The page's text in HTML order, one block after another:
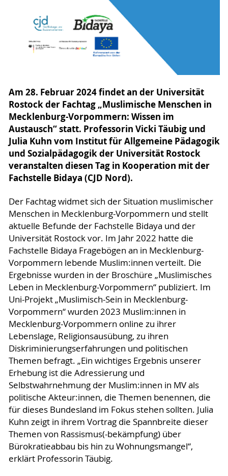
Am 28. Februar 2024 findet an der Universität
Rostock der Fachtag „Muslimische Menschen in
Mecklenburg-Vorpommern: Wissen im
Austausch“ statt. Professorin Vicki Täubig und
Julia Kuhn vom Institut für Allgemeine Pädagogik
und Sozialpädagogik der Universität Rostock
veranstalten diesen Tag in Kooperation mit der
Fachstelle Bidaya (CJD Nord).
Der Fachtag widmet sich der Situation muslimischer
Menschen in Mecklenburg-Vorpommern und stellt
aktuelle Befunde der Fachstelle Bidaya und der
Universität Rostock vor. Im Jahr 2022 hatte die
Fachstelle Bidaya Fragebögen an in Mecklenburg-
Vorpommern lebende Muslim:innen verteilt. Die
Ergebnisse wurden in der Broschüre „Muslimisches
Leben in Mecklenburg-Vorpommern“ publiziert. Im
Uni-Projekt „Muslimisch-Sein in Mecklenburg-
Vorpommern“ wurden 2023 Muslim:innen in
Mecklenburg-Vorpommern online zu ihrer
Lebenslage, Religionsausübung, zu ihren
Diskriminierungserfahrungen und politischen
Themen befragt. „Ein wichtiges Ergebnis unserer
Erhebung ist die Adressierung und
Selbstwahrnehmung der Muslim:innen in MV als
politische Akteur:innen, die Themen benennen, die
für dieses Bundesland im Fokus stehen sollten. Julia
Kuhn zeigt in ihrem Vortrag die Spannbreite dieser
Themen von Rassismus(-bekämpfung) über
Bürokratieabbau bis hin zu Wohnungsmangel“,
erklärt Professorin Täubig.